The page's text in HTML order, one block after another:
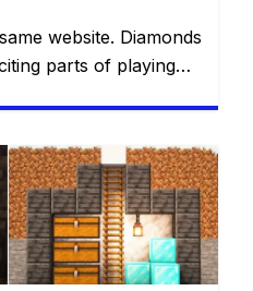
website. Diamonds
parts of playing
personal. Many players
but not
real money.